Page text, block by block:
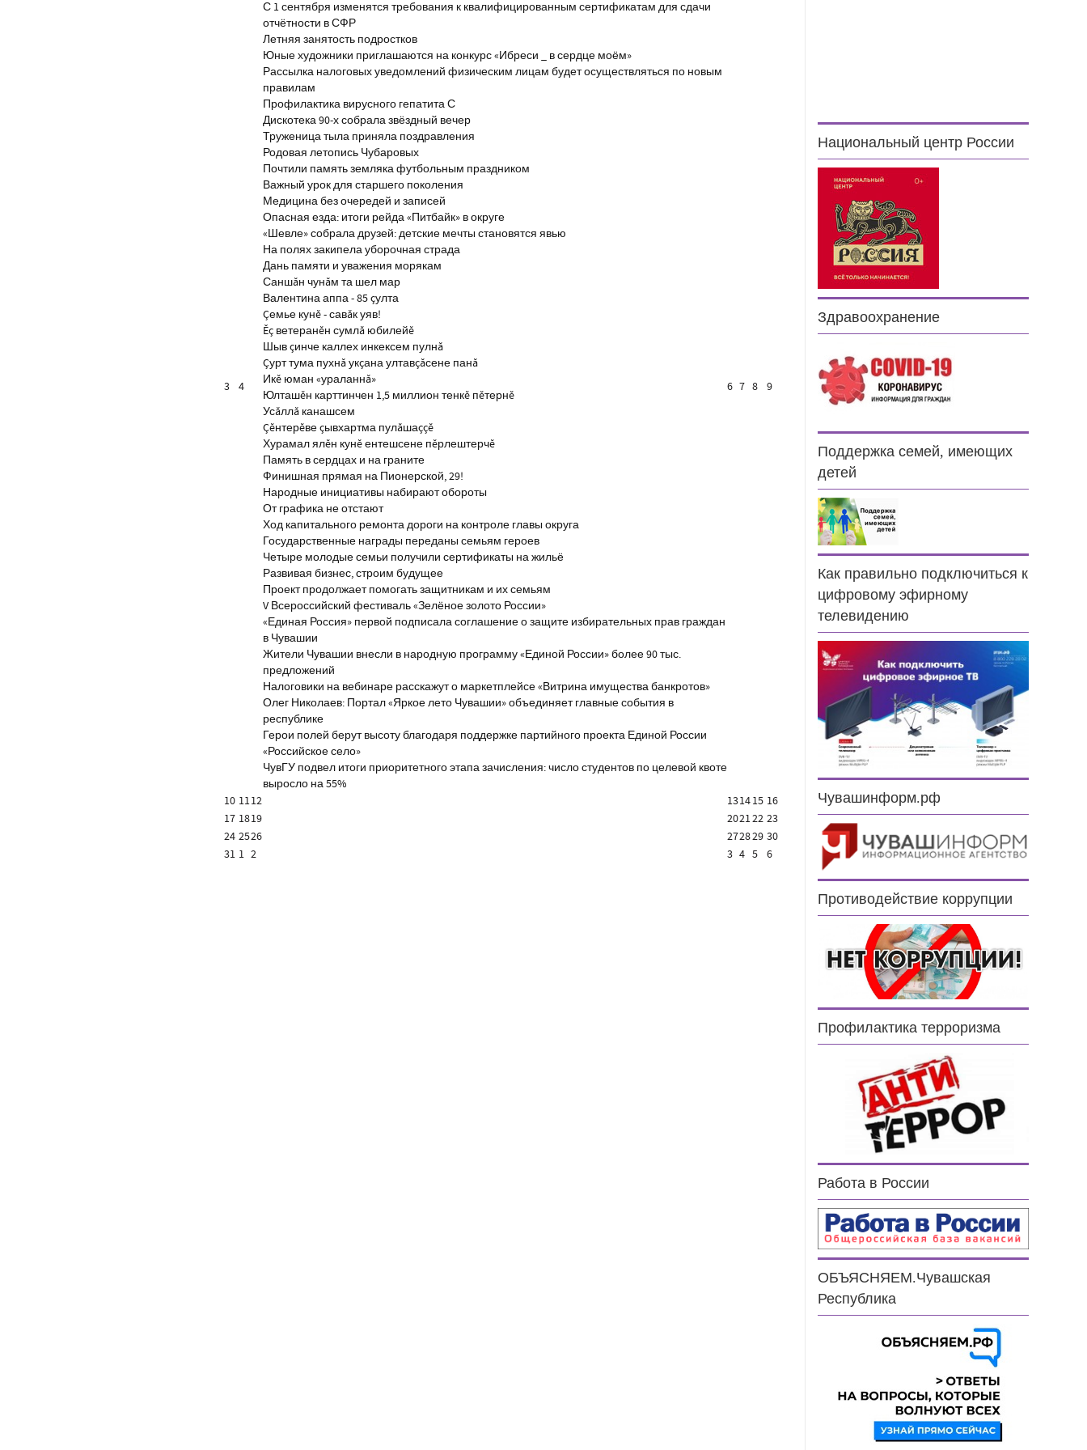
3 4
С 1 сентября изменятся требования к квалифицированным сертификатам для сдачи
отчётности в СФР
Летняя занятость подростков
Юные художники приглашаются на конкурс «Ибреси _ в сердце моём»
Рассылка налоговых уведомлений физическим лицам будет осуществляться по новым
правилам
Профилактика вирусного гепатита С
Дискотека 90-х собрала звёздный вечер
Труженица тыла приняла поздравления
Родовая летопись Чубаровых
Почтили память земляка футбольным праздником
Важный урок для старшего поколения
Медицина без очередей и записей
Опасная езда: итоги рейда «Питбайк» в округе
«Шевле» собрала друзей: детские мечты становятся явью
На полях закипела уборочная страда
Дань памяти и уважения морякам
Саншăн чунăм та шел мар
Валентина аппа - 85 çулта
Çемье кунĕ - савăк уяв!
Ĕç ветеранĕн сумлă юбилейĕ
Шыв çинче каллех инкексем пулнă
Çурт тума пухнă укçана ултавçăсене панă
Икĕ юман «ураланнă»
Юлташĕн карттинчен 1,5 миллион тенкĕ пĕтернĕ
Усăллă канашсем
Çĕнтерĕве çывхартма пулăшаççĕ
Хурамал ялĕн кунĕ ентешсене пĕрлештерчĕ
Память в сердцах и на граните
Финишная прямая на Пионерской, 29!
Народные инициативы набирают обороты
От графика не отстают
Ход капитального ремонта дороги на контроле главы округа
Государственные награды переданы семьям героев
Четыре молодые семьи получили сертификаты на жильё
Развивая бизнес, строим будущее
Проект продолжает помогать защитникам и их семьям
V Всероссийский фестиваль «Зелёное золото России»
«Единая Россия» первой подписала соглашение о защите избирательных прав граждан
в Чувашии
Жители Чувашии внесли в народную программу «Единой России» более 90 тыс.
предложений
Налоговики на вебинаре расскажут о маркетплейсе «Витрина имущества банкротов»
Олег Николаев: Портал «Яркое лето Чувашии» объединяет главные события в
республике
Герои полей берут высоту благодаря поддержке партийного проекта Единой России
«Российское село»
ЧувГУ подвел итоги приоритетного этапа зачисления: число студентов по целевой квоте
выросло на 55%
6 7 8 9
10 1112 131415 16
17 1819 202122 23
24 2526 272829 30
31 1 2 3 4 5 6
Национальный центр России
Здравоохранение
Поддержка семей, имеющих
детей
Как правильно подключиться к
цифровому эфирному
телевидению
Чувашинформ.рф
Противодействие коррупции
Профилактика терроризма
Работа в России
ОБЪЯСНЯЕМ.Чувашская
Республика